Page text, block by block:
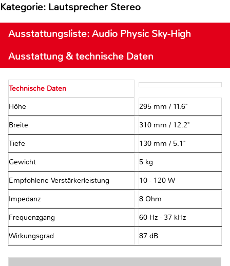
Kategorie: Lautsprecher Stereo
Ausstattungsliste: Audio Physic Sky-High
Ausstattung & technische Daten
Technische Daten
Höhe 295 mm / 11.6"
Breite 310 mm / 12.2"
Tiefe 130 mm / 5.1"
Gewicht 5 kg
Empfohlene Verstärkerleistung 10 - 120 W
Impedanz 8 Ohm
Frequenzgang 60 Hz - 37 kHz
Wirkungsgrad 87 dB